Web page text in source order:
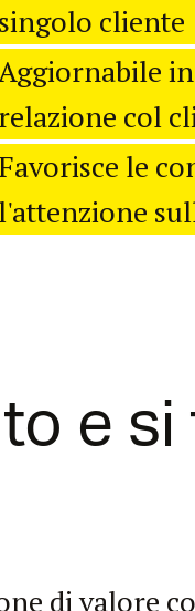
singolo cliente
Aggiornabile
relazione col
Favorisce le
l'attenzione
e
di valore